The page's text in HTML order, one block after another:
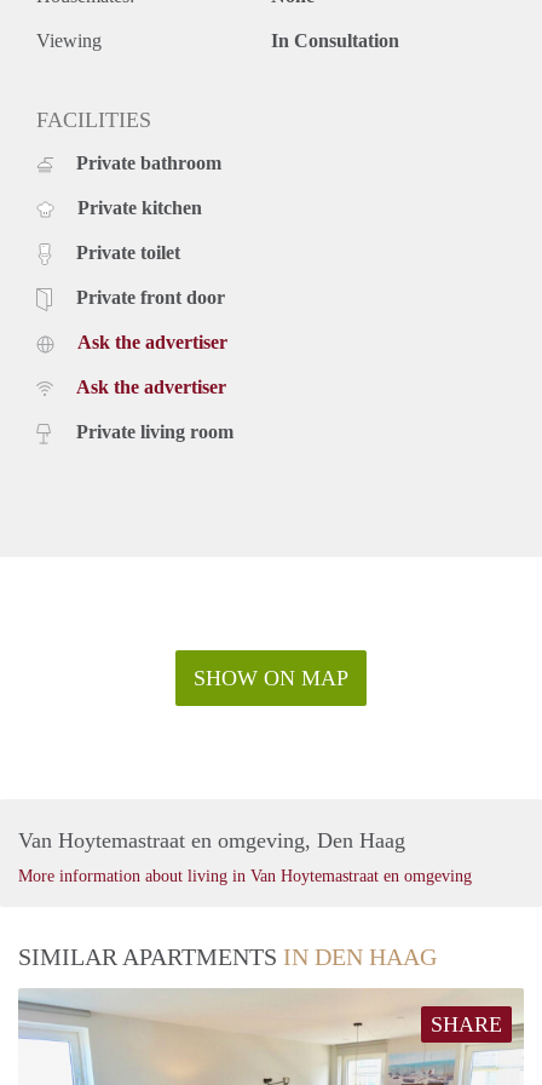
Viewing In Consultation
FACILITIES
Private bathroom
Private kitchen
Private toilet
Private front door
Ask the advertiser
Ask the advertiser
Private living room
SHOW ON MAP
Van Hoytemastraat en omgeving, Den Haag
More information about living in Van Hoytemastraat en omgeving
SIMILAR APARTMENTS IN DEN HAAG
SHARE